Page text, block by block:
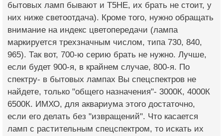
бытовых ламп бывают и Т5НЕ, их брать не стоит, у
них ниже светоотдача). Кроме того, нужно обращать
внимание на индекс цветопередачи (лампа
маркируется трехзначным числом, типа 730, 840,
965). Так вот, 700-ю серию брать не нужно. Лучше,
если будет 900-я, в крайнем случае, 800-я. По
спектру- в бытовых лампах Вы спецспектров не
найдете, только "общего назначения"- 3000К, 4000К
6500К. ИМХО, для аквариума этого достаточно,
если его делать без "извращений". Что касается
ламп с растительным спецспектром, то искать их